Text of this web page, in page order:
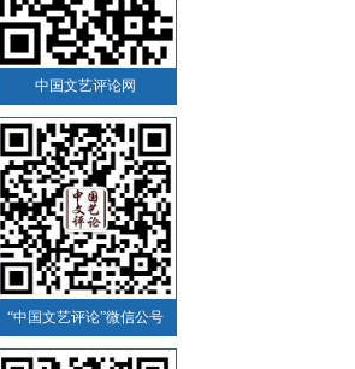
中国文艺评论网
“中国文艺评论”微信公号